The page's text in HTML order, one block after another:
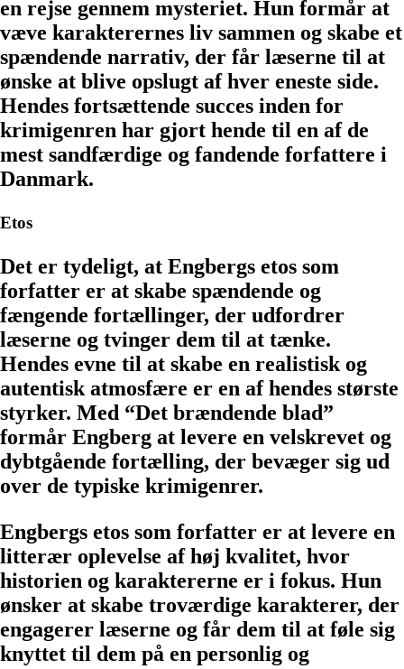
en rejse gennem mysteriet. Hun formår at
væve karakterernes liv sammen og skabe et
spændende narrativ, der får læserne til at
ønske at blive opslugt af hver eneste side.
Hendes fortsættende succes inden for
krimigenren har gjort hende til en af de
mest sandfærdige og fandende forfattere i
Danmark.
Etos
Det er tydeligt, at Engbergs etos som
forfatter er at skabe spændende og
fængende fortællinger, der udfordrer
læserne og tvinger dem til at tænke.
Hendes evne til at skabe en realistisk og
autentisk atmosfære er en af hendes største
styrker. Med “Det brændende blad”
formår Engberg at levere en velskrevet og
dybtgående fortælling, der bevæger sig ud
over de typiske krimigenrer.
Engbergs etos som forfatter er at levere en
litterær oplevelse af høj kvalitet, hvor
historien og karaktererne er i fokus. Hun
ønsker at skabe troværdige karakterer, der
engagerer læserne og får dem til at føle sig
knyttet til dem på en personlig og